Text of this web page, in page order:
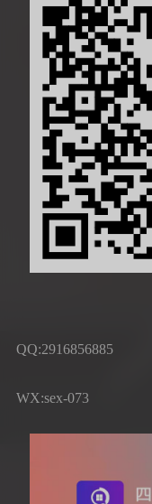
QQ:2916856885
WX:sex-073